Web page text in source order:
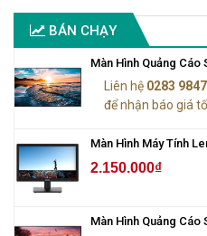
BÁN CHẠY
Màn Hình Quảng Cáo
Liên hệ 0283
để nhận báo giá
Màn Hình Máy Tính
2.150.000₫
Màn Hình Quảng Cáo